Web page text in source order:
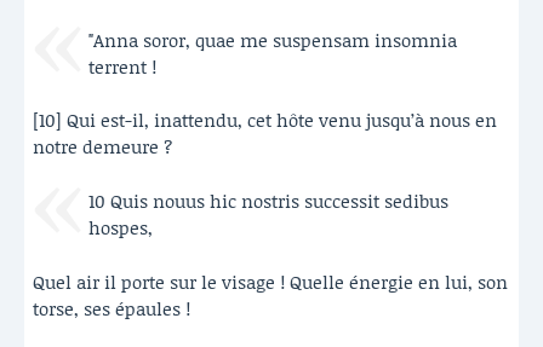
"Anna soror, quae me suspensam insomnia
terrent !
[10] Qui est-il, inattendu, cet hôte venu jusqu’à nous en
notre demeure ?
10 Quis nouus hic nostris successit sedibus
hospes,
Quel air il porte sur le visage ! Quelle énergie en lui, son
torse, ses épaules !